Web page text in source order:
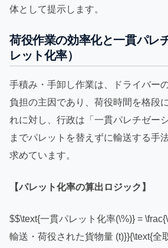
体として提示します。
荷役作業の効率化と一貫パレ
レット化率）
手積み・手卸し作業は、ドライバー
負担の主因であり、荷役時間を格段
れに対し、行政は「一貫パレチゼー
までパレットを替えずに輸送する手
求めています。
【パレット化率の算出ロジック】
$$\text{一貫パレット化率(\%)} =
輸送・荷役された貨物量 (t)}}{\text{全